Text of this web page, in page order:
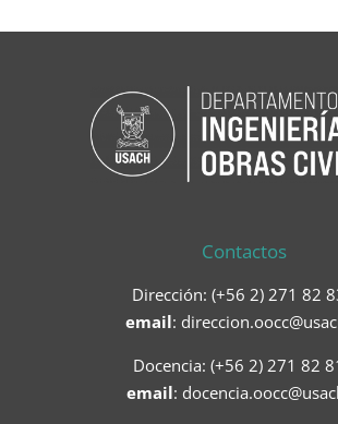
Contactos
Dirección: (+56 2) 271 82
email:
Docencia: (+56 2) 271 82
email: